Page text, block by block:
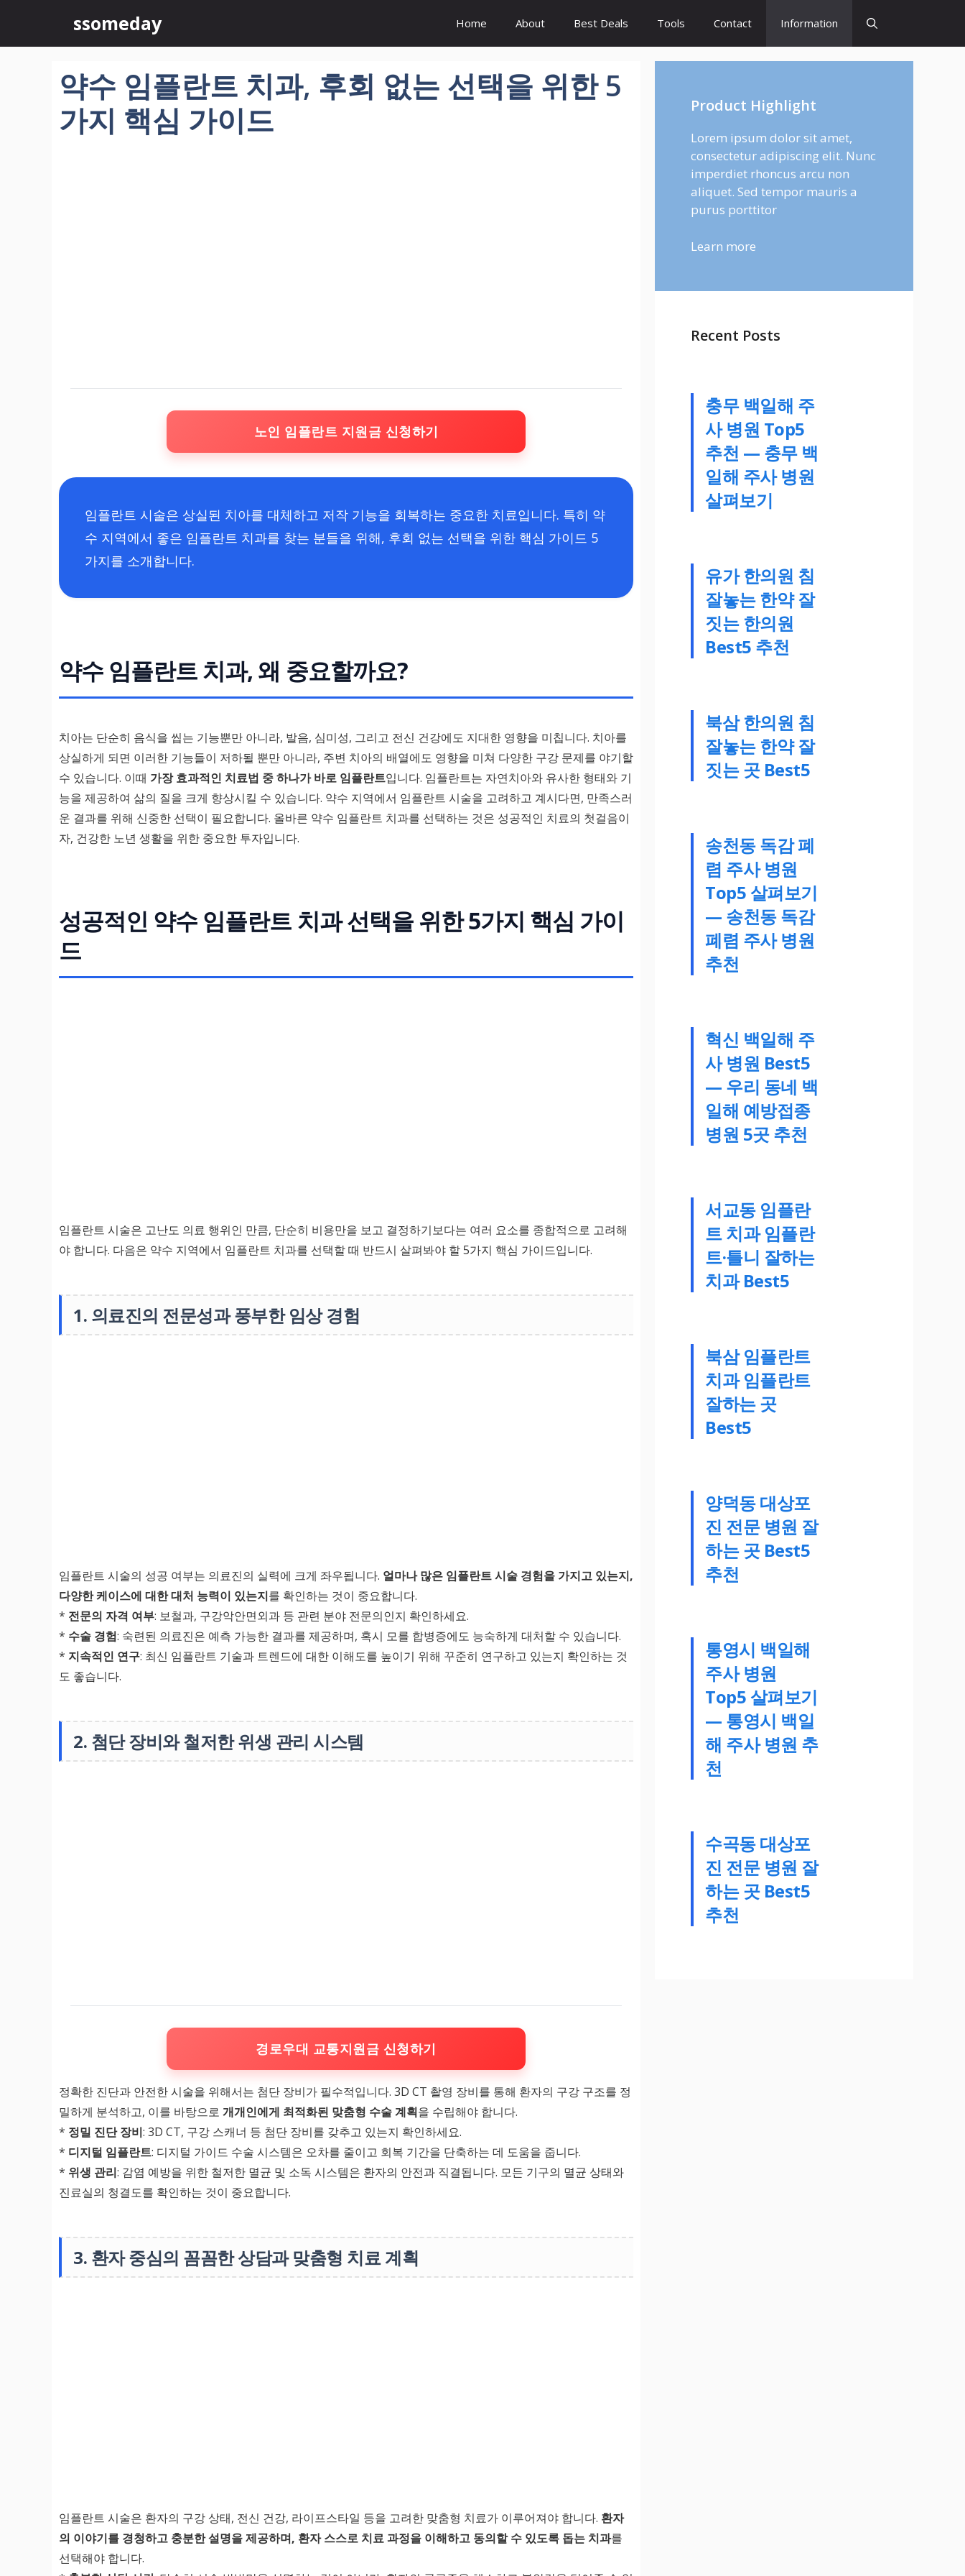
츠
ssomeday Home About Best Deals Tools Contact Information
약수 임플란트 치과, 후회 없는 선택을 위한 5
가지 핵심 가이드
노인 임플란트 지원금 신청하기
임플란트 시술은 상실된 치아를 대체하고 저작 기능을 회복하는 중요한 치료입니다. 특히 약
수 지역에서 좋은 임플란트 치과를 찾는 분들을 위해, 후회 없는 선택을 위한 핵심 가이드 5
가지를 소개합니다.
약수 임플란트 치과, 왜 중요할까요?
치아는 단순히 음식을 씹는 기능뿐만 아니라, 발음, 심미성, 그리고 전신 건강에도 지대한 영향을 미칩니다. 치아를
상실하게 되면 이러한 기능들이 저하될 뿐만 아니라, 주변 치아의 배열에도 영향을 미쳐 다양한 구강 문제를 야기할
수 있습니다. 이때 가장 효과적인 치료법 중 하나가 바로 임플란트입니다. 임플란트는 자연치아와 유사한 형태와 기
능을 제공하여 삶의 질을 크게 향상시킬 수 있습니다. 약수 지역에서 임플란트 시술을 고려하고 계시다면, 만족스러
운 결과를 위해 신중한 선택이 필요합니다. 올바른 약수 임플란트 치과를 선택하는 것은 성공적인 치료의 첫걸음이
자, 건강한 노년 생활을 위한 중요한 투자입니다.
성공적인 약수 임플란트 치과 선택을 위한 5가지 핵심 가이
드
임플란트 시술은 고난도 의료 행위인 만큼, 단순히 비용만을 보고 결정하기보다는 여러 요소를 종합적으로 고려해
야 합니다. 다음은 약수 지역에서 임플란트 치과를 선택할 때 반드시 살펴봐야 할 5가지 핵심 가이드입니다.
1. 의료진의 전문성과 풍부한 임상 경험
임플란트 시술의 성공 여부는 의료진의 실력에 크게 좌우됩니다. 얼마나 많은 임플란트 시술 경험을 가지고 있는지,
다양한 케이스에 대한 대처 능력이 있는지를 확인하는 것이 중요합니다.
* 전문의 자격 여부: 보철과, 구강악안면외과 등 관련 분야 전문의인지 확인하세요.
* 수술 경험: 숙련된 의료진은 예측 가능한 결과를 제공하며, 혹시 모를 합병증에도 능숙하게 대처할 수 있습니다.
* 지속적인 연구: 최신 임플란트 기술과 트렌드에 대한 이해도를 높이기 위해 꾸준히 연구하고 있는지 확인하는 것
도 좋습니다.
2. 첨단 장비와 철저한 위생 관리 시스템
경로우대 교통지원금 신청하기
정확한 진단과 안전한 시술을 위해서는 첨단 장비가 필수적입니다. 3D CT 촬영 장비를 통해 환자의 구강 구조를 정
밀하게 분석하고, 이를 바탕으로 개개인에게 최적화된 맞춤형 수술 계획을 수립해야 합니다.
* 정밀 진단 장비: 3D CT, 구강 스캐너 등 첨단 장비를 갖추고 있는지 확인하세요.
* 디지털 임플란트: 디지털 가이드 수술 시스템은 오차를 줄이고 회복 기간을 단축하는 데 도움을 줍니다.
* 위생 관리: 감염 예방을 위한 철저한 멸균 및 소독 시스템은 환자의 안전과 직결됩니다. 모든 기구의 멸균 상태와
진료실의 청결도를 확인하는 것이 중요합니다.
3. 환자 중심의 꼼꼼한 상담과 맞춤형 치료 계획
임플란트 시술은 환자의 구강 상태, 전신 건강, 라이프스타일 등을 고려한 맞춤형 치료가 이루어져야 합니다. 환자
의 이야기를 경청하고 충분한 설명을 제공하며, 환자 스스로 치료 과정을 이해하고 동의할 수 있도록 돕는 치과를
선택해야 합니다.
Product Highlight
Lorem ipsum dolor sit amet,
consectetur adipiscing elit. Nunc
imperdiet rhoncus arcu non
aliquet. Sed tempor mauris a
purus porttitor
Learn more
Recent Posts
충무 백일해 주
사 병원 Top5
추천 — 충무 백
일해 주사 병원
살펴보기
유가 한의원 침
잘놓는 한약 잘
짓는 한의원
Best5 추천
북삼 한의원 침
잘놓는 한약 잘
짓는 곳 Best5
송천동 독감 폐
렴 주사 병원
Top5 살펴보기
— 송천동 독감
폐렴 주사 병원
추천
혁신 백일해 주
사 병원 Best5
— 우리 동네 백
일해 예방접종
병원 5곳 추천
서교동 임플란
트 치과 임플란
트·틀니 잘하는
치과 Best5
북삼 임플란트
치과 임플란트
잘하는 곳
Best5
양덕동 대상포
진 전문 병원 잘
하는 곳 Best5
추천
통영시 백일해
주사 병원
Top5 살펴보기
— 통영시 백일
해 주사 병원 추
천
수곡동 대상포
진 전문 병원 잘
하는 곳 Best5
추천